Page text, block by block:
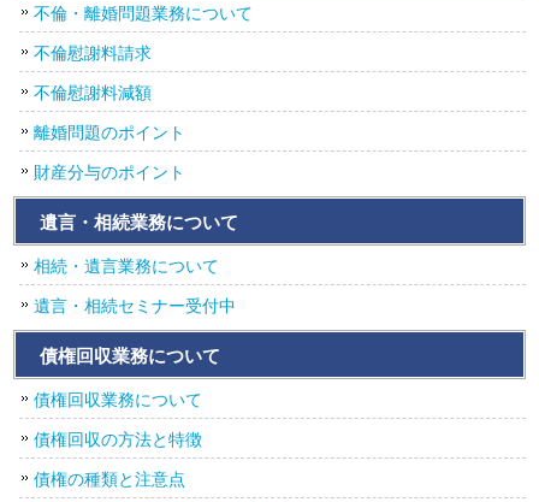
不倫・離婚問題業務について
不倫慰謝料請求
不倫慰謝料減額
離婚問題のポイント
財産分与のポイント
遺言・相続業務について
相続・遺言業務について
遺言・相続セミナー受付中
債権回収業務について
債権回収業務について
債権回収の方法と特徴
債権の種類と注意点